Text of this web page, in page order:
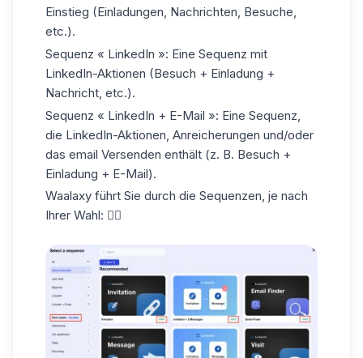
Einstieg (Einladungen, Nachrichten, Besuche,
etc.).
Sequenz « LinkedIn »: Eine Sequenz mit
LinkedIn-Aktionen (Besuch + Einladung +
Nachricht, etc.).
Sequenz « LinkedIn + E-Mail »: Eine Sequenz,
die LinkedIn-Aktionen, Anreicherungen und/oder
das email Versenden enthält (z. B. Besuch +
Einladung + E-Mail).
Waalaxy führt Sie durch die Sequenzen, je nach
Ihrer Wahl: 👇🏼